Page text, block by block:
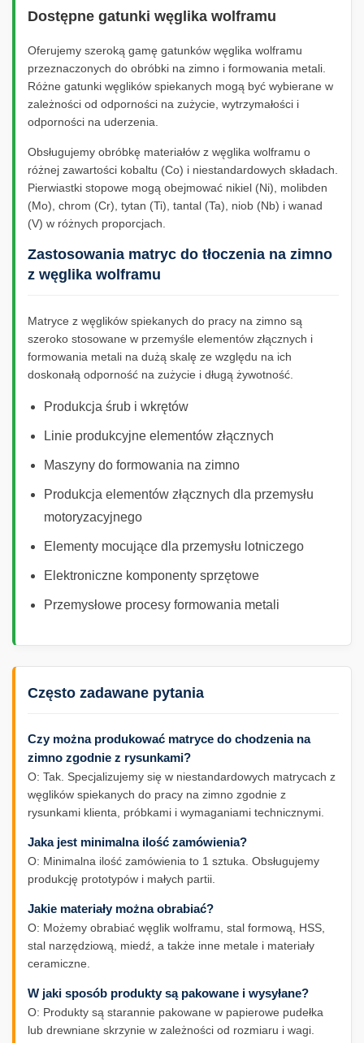
Dostępne gatunki węglika wolframu
Oferujemy szeroką gamę gatunków węglika wolframu
przeznaczonych do obróbki na zimno i formowania metali.
Różne gatunki węglików spiekanych mogą być wybierane w
zależności od odporności na zużycie, wytrzymałości i
odporności na uderzenia.
Obsługujemy obróbkę materiałów z węglika wolframu o
różnej zawartości kobaltu (Co) i niestandardowych składach.
Pierwiastki stopowe mogą obejmować nikiel (Ni), molibden
(Mo), chrom (Cr), tytan (Ti), tantal (Ta), niob (Nb) i wanad
(V) w różnych proporcjach.
Zastosowania matryc do tłoczenia na zimno
z węglika wolframu
Matryce z węglików spiekanych do pracy na zimno są
szeroko stosowane w przemyśle elementów złącznych i
formowania metali na dużą skalę ze względu na ich
doskonałą odporność na zużycie i długą żywotność.
Produkcja śrub i wkrętów
Linie produkcyjne elementów złącznych
Maszyny do formowania na zimno
Produkcja elementów złącznych dla przemysłu
motoryzacyjnego
Elementy mocujące dla przemysłu lotniczego
Elektroniczne komponenty sprzętowe
Przemysłowe procesy formowania metali
Często zadawane pytania
Czy można produkować matryce do chodzenia na
zimno zgodnie z rysunkami?
O: Tak. Specjalizujemy się w niestandardowych matrycach z
węglików spiekanych do pracy na zimno zgodnie z
rysunkami klienta, próbkami i wymaganiami technicznymi.
Jaka jest minimalna ilość zamówienia?
O: Minimalna ilość zamówienia to 1 sztuka. Obsługujemy
produkcję prototypów i małych partii.
Jakie materiały można obrabiać?
O: Możemy obrabiać węglik wolframu, stal formową, HSS,
stal narzędziową, miedź, a także inne metale i materiały
ceramiczne.
W jaki sposób produkty są pakowane i wysyłane?
O: Produkty są starannie pakowane w papierowe pudełka
lub drewniane skrzynie w zależności od rozmiaru i wagi.